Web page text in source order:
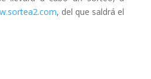
, del que saldrá el